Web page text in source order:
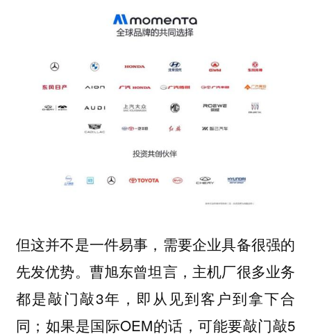
但这并不是一件易事，需要企业具备很强的
先发优势。曹旭东曾坦言，主机厂很多业务
都是敲门敲3年，即从见到客户到拿下合
同；如果是国际OEM的话，可能要敲门敲5